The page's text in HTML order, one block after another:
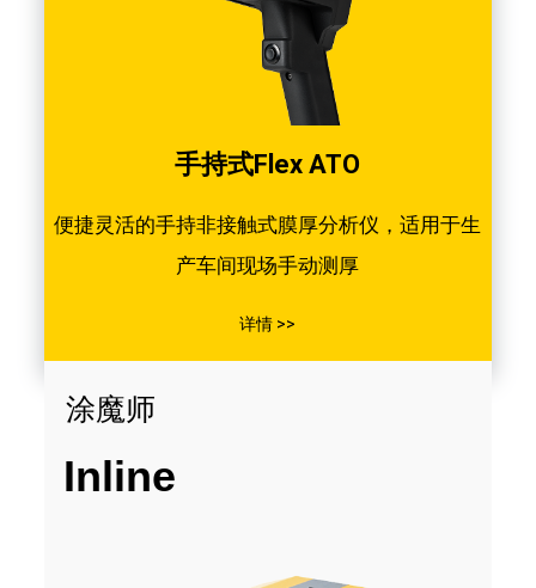
手持式Flex ATO
便捷灵活的手持非接触式膜厚分析仪，适用于生
产车间现场手动测厚
详情 >>
涂魔师
Inline